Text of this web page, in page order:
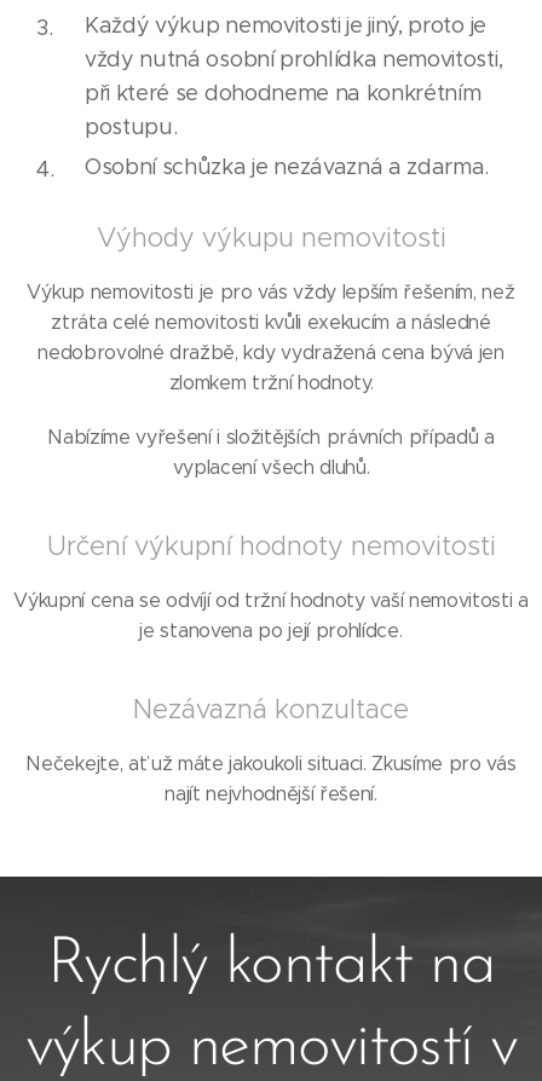
Každý výkup nemovitosti je jiný, proto je
vždy nutná osobní prohlídka nemovitosti,
při které se dohodneme na konkrétním
postupu.
Osobní schůzka je nezávazná a zdarma.
Výhody výkupu nemovitosti
Výkup nemovitosti je pro vás vždy lepším řešením, než
ztráta celé nemovitosti kvůli exekucím a následné
nedobrovolné dražbě, kdy vydražená cena bývá jen
zlomkem tržní hodnoty.
Nabízíme vyřešení i složitějších právních případů a
vyplacení všech dluhů.
Určení výkupní hodnoty nemovitosti
Výkupní cena se odvíjí od tržní hodnoty vaší nemovitosti a
je stanovena po její prohlídce.
Nezávazná konzultace
Nečekejte, ať už máte jakoukoli situaci. Zkusíme pro vás
najít nejvhodnější řešení.
Rychlý kontakt na
výkup nemovitostí v